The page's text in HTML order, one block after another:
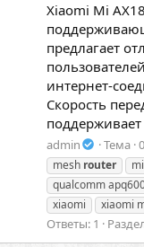
Xiaomi Mi
предлагает
интернет-
Скорость
admin Тема
mesh router mi
qualcomm
xiaomi
xiaomi
Ответы: 1